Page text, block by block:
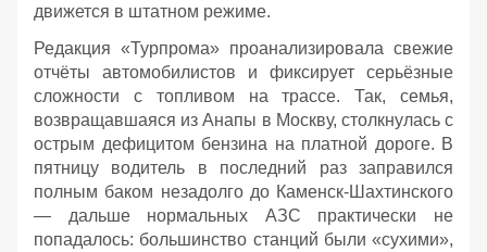
движется в штатном режиме.
Редакция «Турпрома» проанализировала свежие
отчёты автомобилистов и фиксирует серьёзные
сложности с топливом на трассе. Так, семья,
возвращавшаяся из Анапы в Москву, столкнулась с
острым дефицитом бензина на платной дороге. В
пятницу водитель в последний раз заправился
полным баком незадолго до Каменск‑Шахтинского
— дальше нормальных АЗС практически не
попадалось: большинство станций были «сухими»,